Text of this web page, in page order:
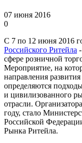
07 июня 2016
0
С 7 по 12 июня 2016
Российского Ритейла
сфере розничной
Мероприятие, на
направления
определяются
и цивилизованного
отрасли.
году, стало
Российской
Рынка Ритейла.